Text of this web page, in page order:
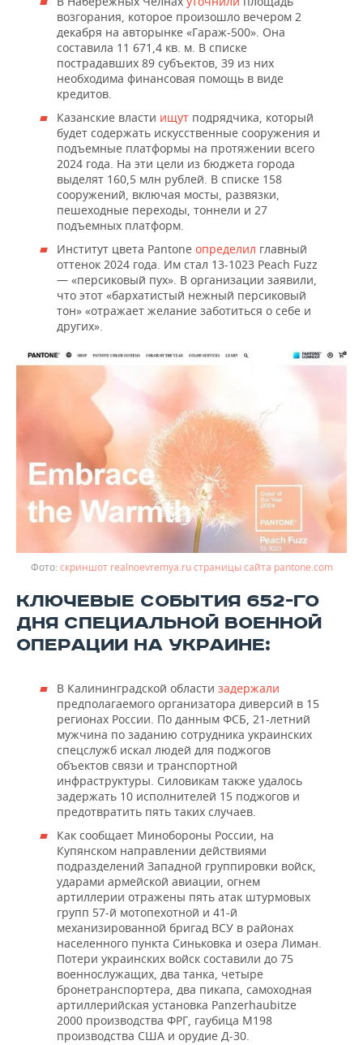
возгорания, которое произошло вечером 2
декабря на авторынке «Гараж-500». Она
составила 11 671,4 кв. м. В списке
пострадавших 89 субъектов, 39 из них
необходима финансовая помощь в виде
кредитов.
Казанские власти ищут подрядчика, который
будет содержать искусственные сооружения и
подъемные платформы на протяжении всего
2024 года. На эти цели из бюджета города
выделят 160,5 млн рублей. В списке 158
сооружений, включая мосты, развязки,
пешеходные переходы, тоннели и 27
подъемных платформ.
Институт цвета Pantone определил главный
оттенок 2024 года. Им стал 13-1023 Peach Fuzz
— «персиковый пух». В организации заявили,
что этот «бархатистый нежный персиковый
тон» «отражает желание заботиться о себе и
других».
скриншот realnoevremya.ru страницы сайта pantone.com
КЛЮЧЕВЫЕ СОБЫТИЯ 652-ГО
ДНЯ СПЕЦИАЛЬНОЙ ВОЕННОЙ
ОПЕРАЦИИ НА УКРАИНЕ:
В Калининградской области задержали
предполагаемого организатора диверсий в 15
регионах России. По данным ФСБ, 21-летний
мужчина по заданию сотрудника украинских
спецслужб искал людей для поджогов
объектов связи и транспортной
инфраструктуры. Силовикам также удалось
задержать 10 исполнителей 15 поджогов и
предотвратить пять таких случаев.
Как сообщает Минобороны России, на
Купянском направлении действиями
подразделений Западной группировки войск,
ударами армейской авиации, огнем
артиллерии отражены пять атак штурмовых
групп 57-й мотопехотной и 41-й
механизированной бригад ВСУ в районах
населенного пункта Синьковка и озера Лиман.
Потери украинских войск составили до 75
военнослужащих, два танка, четыре
бронетранспортера, два пикапа, самоходная
артиллерийская установка Panzerhaubitze
2000 производства ФРГ, гаубица М198
производства США и орудие Д-30.